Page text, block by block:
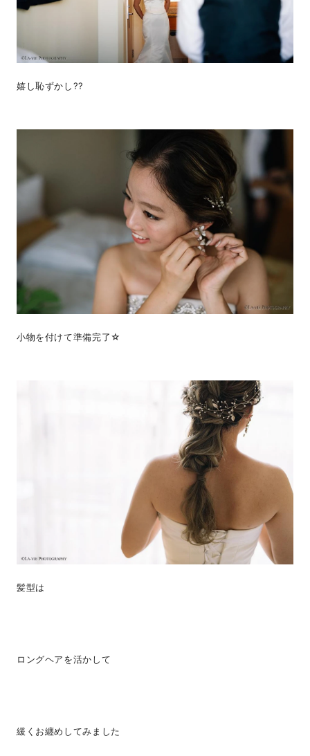
嬉し恥ずかし??
小物を付けて準備完了☆
髪型は
ロングヘアを活かして
緩くお纏めしてみました